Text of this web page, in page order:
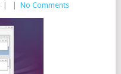
No Comments